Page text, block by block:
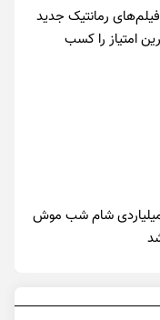
رمانتیک جدید
امتیاز را کسب
شام شب موش‌